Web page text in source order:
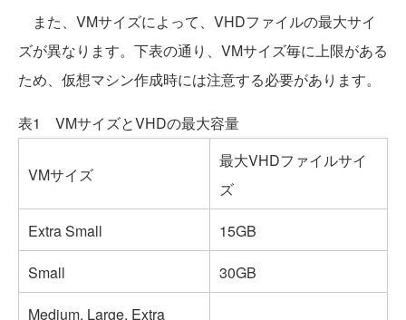
また、VMサイズによって、VHDファイルの最大サイ
ズが異なります。下表の通り、VMサイズ毎に上限がある
ため、仮想マシン作成時には注意する必要があります。
表1 VMサイズとVHDの最大容量
VMサイズ
最大VHDファイルサイ
ズ
Extra Small
15GB
Small
30GB
Medium, Large, Extra